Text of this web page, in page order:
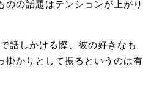
のの話題はテンションが上がり
話しかける際、彼の好きなも
掛かりとして振るというのは有